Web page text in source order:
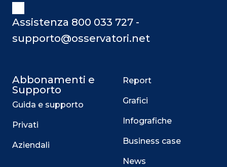
Assistenza 800 033 727 -
supporto@osservatori.net
Abbonamenti e
Supporto
Guida e supporto
Privati
Aziendali
Report
Grafici
Infografiche
Business case
News